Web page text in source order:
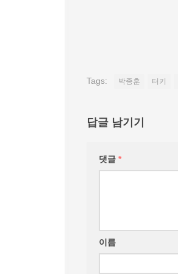
Tags: 박종훈 터키
답글 남기기
댓글 *
이름